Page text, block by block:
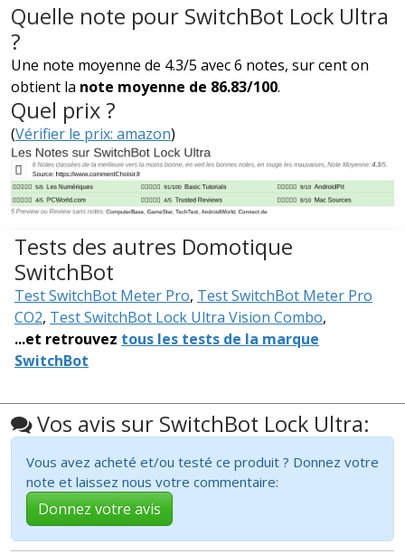
Quelle note pour SwitchBot Lock Ultra
?
Une note moyenne de 4.3/5 avec 6 notes, sur cent on
obtient la note moyenne de 86.83/100.
Quel prix ?
(Vérifier le prix: amazon)
Tests des autres Domotique
SwitchBot
Test SwitchBot Meter Pro, Test SwitchBot Meter Pro
CO2, Test SwitchBot Lock Ultra Vision Combo,
...et retrouvez tous les tests de la marque
SwitchBot
Vos avis sur SwitchBot Lock Ultra:
Vous avez acheté et/ou testé ce produit ? Donnez votre
note et laissez nous votre commentaire:
Donnez votre avis